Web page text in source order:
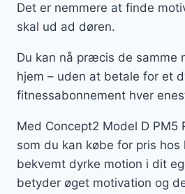
Det er nemmere at finde
skal ud ad døren.
Du kan nå præcis de samme
hjem – uden at betale for et
fitnessabonnement hver
Med Concept2 Model D PM5
som du kan købe for pris hos
bekvemt dyrke motion i dit
betyder øget motivation og